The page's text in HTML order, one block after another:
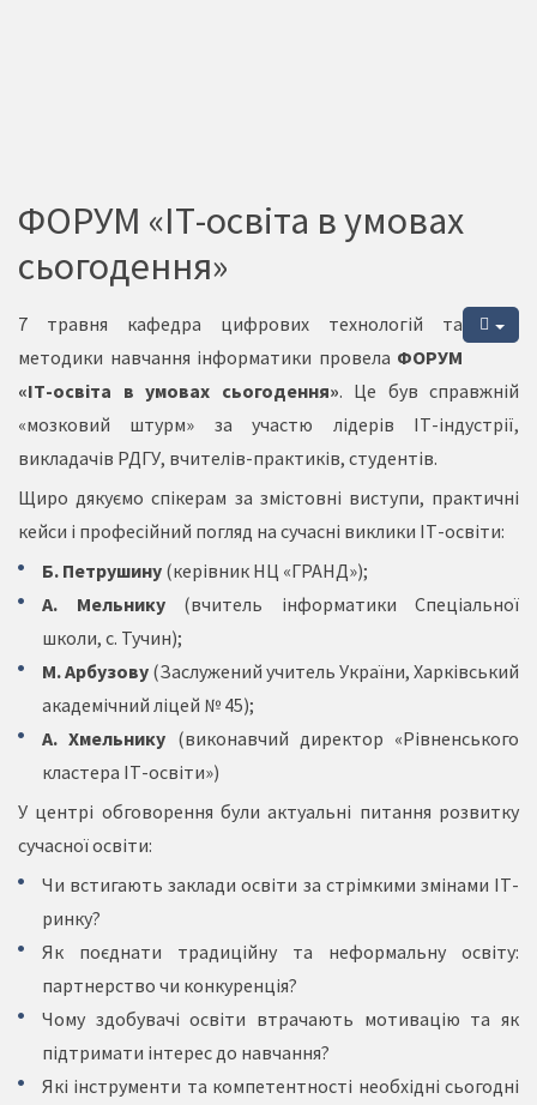
ФОРУМ «ІТ-освіта в умовах
сьогодення»
7 травня кафедра цифрових технологій та
методики навчання інформатики провела ФОРУМ
«ІТ-освіта в умовах сьогодення». Це був справжній
«мозковий штурм» за участю лідерів ІТ-індустрії,
викладачів РДГУ, вчителів-практиків, студентів.
Щиро дякуємо спікерам за змістовні виступи, практичні
кейси і професійний погляд на сучасні виклики ІТ-освіти:
Б. Петрушину (керівник НЦ «ГРАНД»);
А. Мельнику(вчитель інформатики Спеціальної
школи, с. Тучин);
М. Арбузову (Заслужений учитель України, Харківський
академічний ліцей № 45);
А. Хмельнику (виконавчий директор «Рівненського
кластера ІТ-освіти»)
У центрі обговорення були актуальні питання розвитку
сучасної освіти:
Чи встигають заклади освіти за стрімкими змінами ІТ-
ринку?
Як поєднати традиційну та неформальну освіту:
партнерство чи конкуренція?
Чому здобувачі освіти втрачають мотивацію та як
підтримати інтерес до навчання?
Які інструменти та компетентності необхідні сьогодні